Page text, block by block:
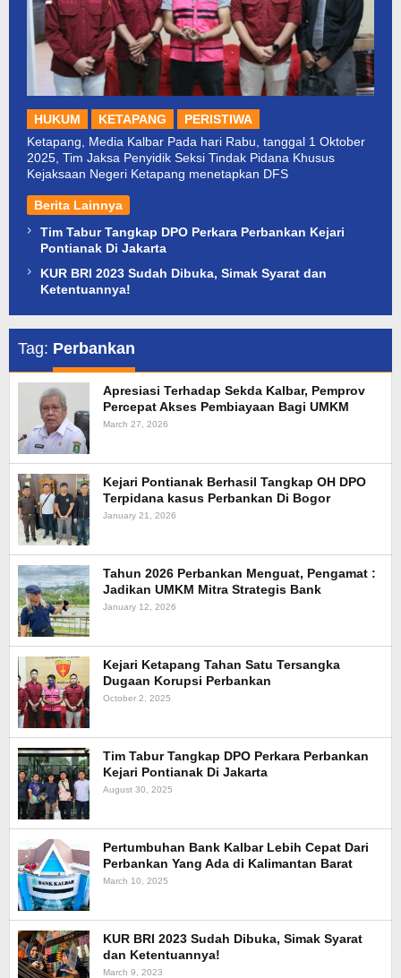
HUKUM KETAPANG
PERISTIWA
Ketapang, Media Kalbar Pada hari Rabu, tanggal 1 Oktober
2025, Tim Jaksa Penyidik Seksi Tindak Pidana Khusus
Kejaksaan Negeri Ketapang menetapkan DFS
Berita Lainnya
Tim Tabur Tangkap DPO Perkara Perbankan Kejari
Pontianak Di Jakarta
KUR BRI 2023 Sudah Dibuka, Simak Syarat dan
Ketentuannya!
Tag: Perbankan
Apresiasi Terhadap Sekda Kalbar, Pemprov
Percepat Akses Pembiayaan Bagi UMKM
March 27, 2026
Kejari Pontianak Berhasil Tangkap OH DPO
Terpidana kasus Perbankan Di Bogor
January 21, 2026
Tahun 2026 Perbankan Menguat, Pengamat :
Jadikan UMKM Mitra Strategis Bank
January 12, 2026
Kejari Ketapang Tahan Satu Tersangka
Dugaan Korupsi Perbankan
October 2, 2025
Tim Tabur Tangkap DPO Perkara Perbankan
Kejari Pontianak Di Jakarta
August 30, 2025
Pertumbuhan Bank Kalbar Lebih Cepat Dari
Perbankan Yang Ada di Kalimantan Barat
March 10, 2025
KUR BRI 2023 Sudah Dibuka, Simak Syarat
dan Ketentuannya!
March 9, 2023